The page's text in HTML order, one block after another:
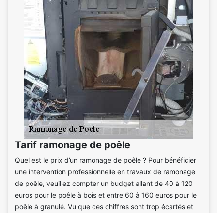
Tarif ramonage de poêle
Quel est le prix d’un ramonage de poêle ? Pour bénéficier
une intervention professionnelle en travaux de ramonage
de poêle, veuillez compter un budget allant de 40 à 120
euros pour le poêle à bois et entre 60 à 160 euros pour le
poêle à granulé. Vu que ces chiffres sont trop écartés et